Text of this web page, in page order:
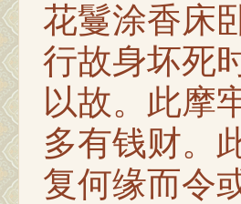
花鬘涂香床
行故身坏死
以故。此摩
多有钱财。
复何缘而令